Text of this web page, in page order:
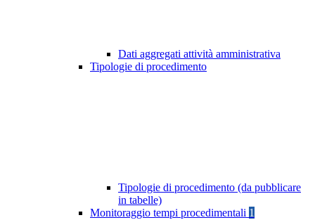
Dati aggregati attività amministrativa
Tipologie di procedimento
Tipologie di procedimento (da pubblicare
in tabelle)
Monitoraggio tempi procedimentali 1